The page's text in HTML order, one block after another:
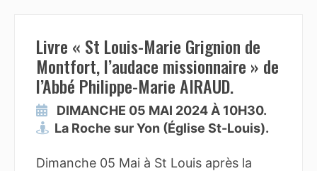
Livre « St Louis-Marie Grignion de
Montfort, l’audace missionnaire » de
l’Abbé Philippe-Marie AIRAUD.
DIMANCHE 05 MAI 2024 À 10H30.
La Roche sur Yon (Église St-Louis).
Dimanche 05 Mai à St Louis après la